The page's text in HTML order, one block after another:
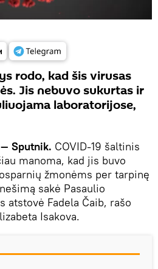
rodo, kad šis virusas
Jis nebuvo sukurtas ir
laboratorijose,
Sputnik. COVID-19 šaltinis
manoma, kad jis buvo
žmonėms per tarpinę
sakė Pasaulio
atstovė Fadela Čaib, rašo
Isakova.